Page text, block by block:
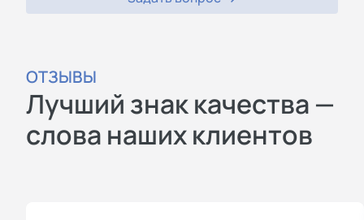
ОТЗЫВЫ
Лучший знак качества —
слова наших клиентов